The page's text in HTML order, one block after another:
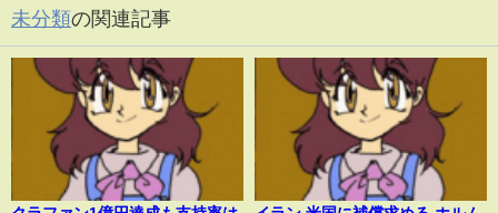
未分類の関連記事